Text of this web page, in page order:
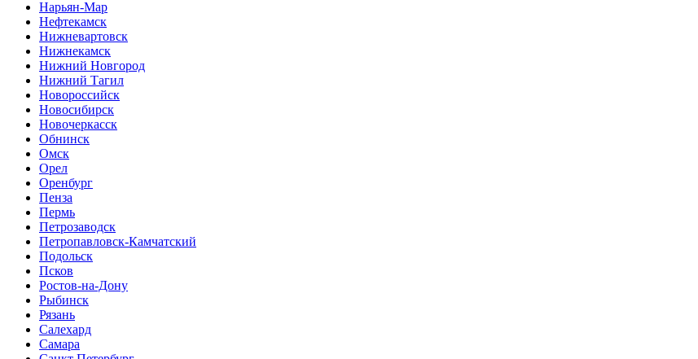
Нарьян-Мар
Нефтекамск
Нижневартовск
Нижнекамск
Нижний Новгород
Нижний Тагил
Новороссийск
Новосибирск
Новочеркасск
Обнинск
Омск
Орел
Оренбург
Пенза
Пермь
Петрозаводск
Петропавловск-Камчатский
Подольск
Псков
Ростов-на-Дону
Рыбинск
Рязань
Салехард
Самара